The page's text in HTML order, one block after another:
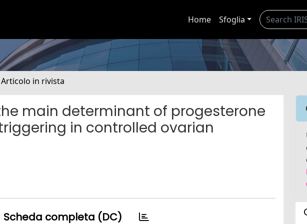
Home Sfoglia
Articolo in rivista
main determinant of progesterone
in controlled ovarian
Scheda completa (DC)